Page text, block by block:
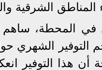
المناطق الشرقية
في المحطة،
تصل إلى 62%، موضحة أن